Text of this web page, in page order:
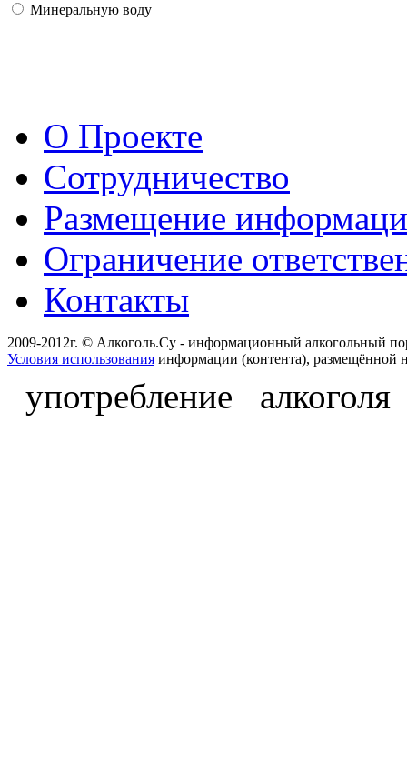
Минеральную воду
О Проекте
Сотрудничество
Размещение
Ограничение
Контакты
2009-2012г. © Алкоголь.Су - информационный алкогольный
Условия использования информации (контента), размещённой
употребление